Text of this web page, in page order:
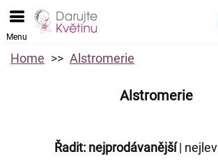
Menu
Home Alstromerie
Alstromerie
Řadit: nejprodávanější|